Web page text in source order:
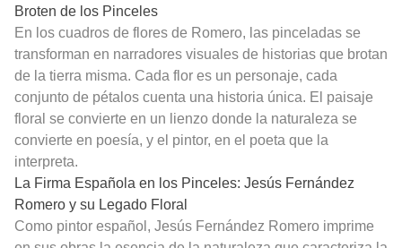
Broten de los Pinceles
En los cuadros de flores de Romero, las pinceladas se
transforman en narradores visuales de historias que brotan
de la tierra misma. Cada flor es un personaje, cada
conjunto de pétalos cuenta una historia única. El paisaje
floral se convierte en un lienzo donde la naturaleza se
convierte en poesía, y el pintor, en el poeta que la
interpreta.
La Firma Española en los Pinceles: Jesús Fernández
Romero y su Legado Floral
Como pintor español, Jesús Fernández Romero imprime